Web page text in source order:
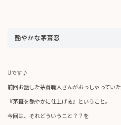
艶やかな茅葺窓
Uです♪
前回お話した茅葺職人さんがおっしゃっていた
『茅葺を艶やかに仕上げる』ということ。
今回は、それどういうこと？？を